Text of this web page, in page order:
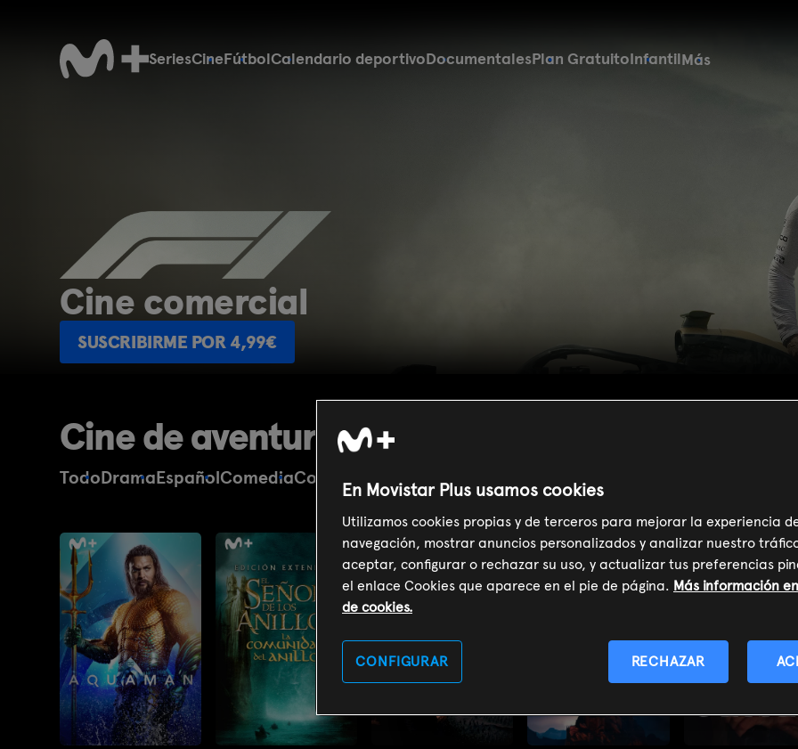
SeriesCineFútbolCalendario deportivoDocumentalesPlan GratuitoInfantilMás
Cine para todos los sustos
SUSCRIBIRME POR 4,99€
Cine de aventuras
TodoDramaEspañolComediaCortosSuspense Terror Familiar
En Movistar Plus usamos cookies
Utilizamos cookies propias y de terceros para mejorar la experiencia
navegación, mostrar anuncios personalizados y analizar nuestro
aceptar, configurar o rechazar su uso, y actualizar tus preferencias
el enlace Cookies que aparece en el pie de página. Más información
de cookies.
CONFIGURAR RECHAZAR